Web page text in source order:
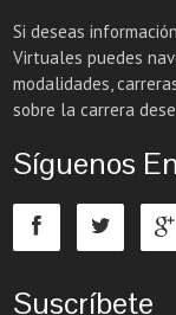
Si deseas
Virtuales puedes
modalidades,
sobre la carrera
Síguenos En
Suscríbete